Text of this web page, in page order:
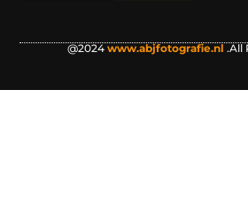
@2024 www.abjfotografie.nl .All